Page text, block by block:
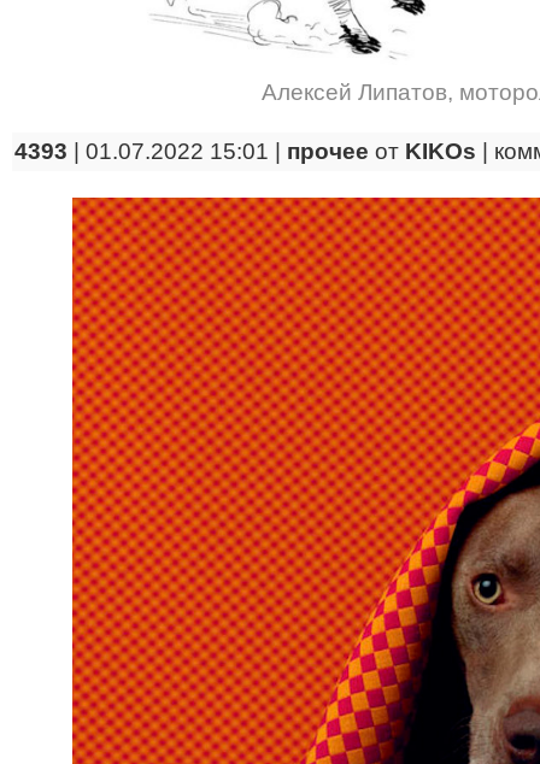
Алексей Липатов,
4393 | 01.07.2022 15:01 | прочее от KIKOs